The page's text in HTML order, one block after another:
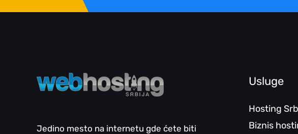
Jedino mesto na internetu gde ćete biti
Usluge
Hosting
Biznis